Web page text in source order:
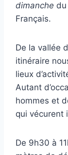
dimanche
Français.
De la vallée
itinéraire
lieux
Autant
hommes et
qui vécurent
De 9h30 à